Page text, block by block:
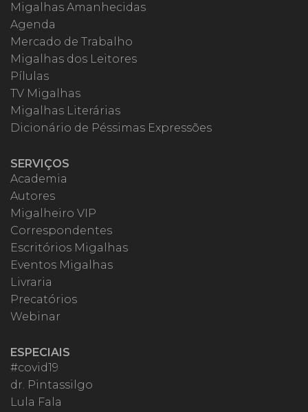
Migalhas Amanhecidas
Agenda
Mercado de Trabalho
Migalhas dos Leitores
Pílulas
TV Migalhas
Migalhas Literárias
Dicionário de Péssimas Expressões
SERVIÇOS
Academia
Autores
Migalheiro VIP
Correspondentes
Escritórios Migalhas
Eventos Migalhas
Livraria
Precatórios
Webinar
ESPECIAIS
#covid19
dr. Pintassilgo
Lula Fala